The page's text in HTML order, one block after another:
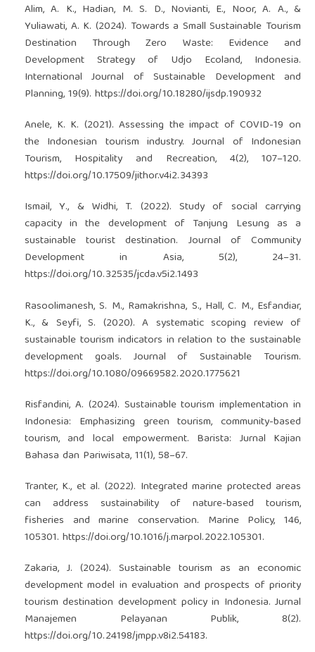
Alim, A. K., Hadian, M. S. D., Novianti, E., Noor, A. A., &
Yuliawati, A. K. (2024). Towards a Small Sustainable Tourism
Destination Through Zero Waste: Evidence and
Development Strategy of Udjo Ecoland, Indonesia.
International Journal of Sustainable Development and
Planning, 19(9). https://doi.org/10.18280/ijsdp.190932
Anele, K. K. (2021). Assessing the impact of COVID-19 on
the Indonesian tourism industry. Journal of Indonesian
Tourism, Hospitality and Recreation, 4(2), 107–120.
https://doi.org/10.17509/jithor.v4i2.34393
Ismail, Y., & Widhi, T. (2022). Study of social carrying
capacity in the development of Tanjung Lesung as a
sustainable tourist destination. Journal of Community
Development in Asia, 5(2), 24–31.
https://doi.org/10.32535/jcda.v5i2.1493
Rasoolimanesh, S. M., Ramakrishna, S., Hall, C. M., Esfandiar,
K., & Seyfi, S. (2020). A systematic scoping review of
sustainable tourism indicators in relation to the sustainable
development goals. Journal of Sustainable Tourism.
https://doi.org/10.1080/09669582.2020.1775621
Risfandini, A. (2024). Sustainable tourism implementation in
Indonesia: Emphasizing green tourism, community-based
tourism, and local empowerment. Barista: Jurnal Kajian
Bahasa dan Pariwisata, 11(1), 58–67.
Tranter, K., et al. (2022). Integrated marine protected areas
can address sustainability of nature-based tourism,
fisheries and marine conservation. Marine Policy, 146,
105301. https://doi.org/10.1016/j.marpol.2022.105301.
Zakaria, J. (2024). Sustainable tourism as an economic
development model in evaluation and prospects of priority
tourism destination development policy in Indonesia. Jurnal
Manajemen Pelayanan Publik, 8(2).
https://doi.org/10.24198/jmpp.v8i2.54183.